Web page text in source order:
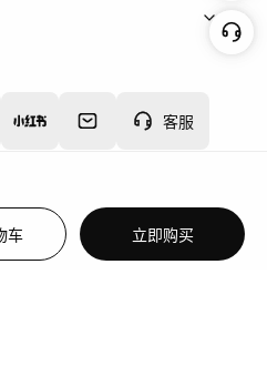
车 立即购买
客服
20160192
蜀ICP备12020238号-4
违法和不良信息举报中心